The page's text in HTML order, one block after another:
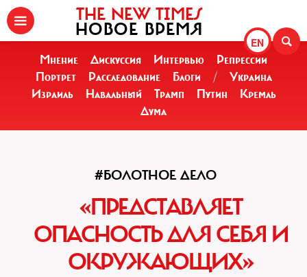
EN
THE NEW TIMES
НОВОЕ ВРЕМЯ
Мнение Дискуссия Интервью
Репрессии
Портрет
Расследование Блоги /
Украина
Израиль
Навальный Трамп Путин
Кремль
Дума
#БОЛОТНОЕ ДЕЛО
«ПРЕДСТАВЛЯЕТ
ОПАСНОСТЬ ДЛЯ СЕБЯ И
ОКРУЖАЮЩИХ»